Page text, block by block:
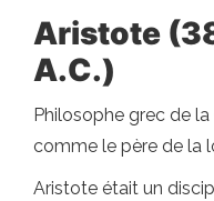
Aristote
A.C.)
Philosophe grec de
comme le père de la
Aristote était un